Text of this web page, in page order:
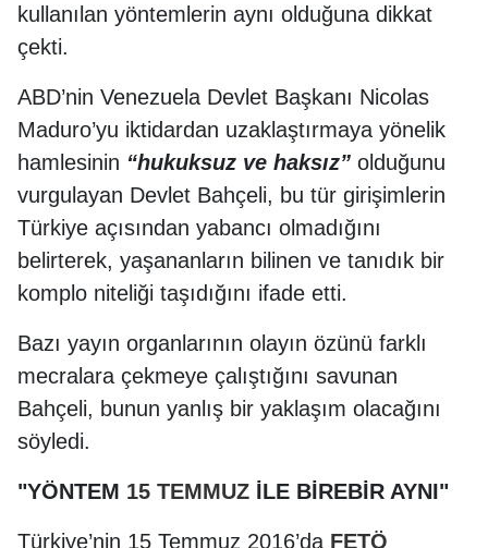
kullanılan yöntemlerin aynı olduğuna dikkat
çekti.
ABD’nin Venezuela Devlet Başkanı Nicolas
Maduro’yu iktidardan uzaklaştırmaya yönelik
hamlesinin “hukuksuz ve haksız” olduğunu
vurgulayan Devlet Bahçeli, bu tür girişimlerin
Türkiye açısından yabancı olmadığını
belirterek, yaşananların bilinen ve tanıdık bir
komplo niteliği taşıdığını ifade etti.
Bazı yayın organlarının olayın özünü farklı
mecralara çekmeye çalıştığını savunan
Bahçeli, bunun yanlış bir yaklaşım olacağını
söyledi.
"YÖNTEM 15 TEMMUZ İLE BİREBİR AYNI"
Türkiye’nin 15 Temmuz 2016’da FETÖ